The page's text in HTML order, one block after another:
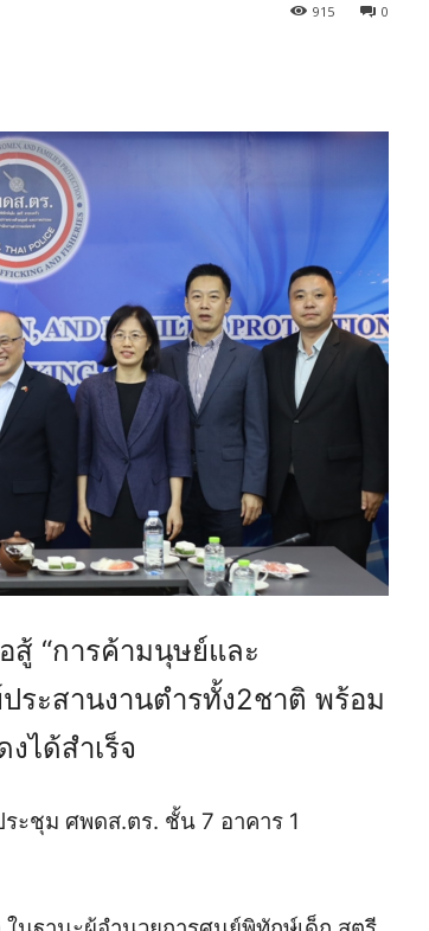
0
915
สู้ “การค้ามนุษย์และ
ระสานงานตำรทั้ง2ชาติ พร้อม
ได้สำเร็จ
ะชุม ศพดส.ตร. ชั้น 7 อาคาร 1